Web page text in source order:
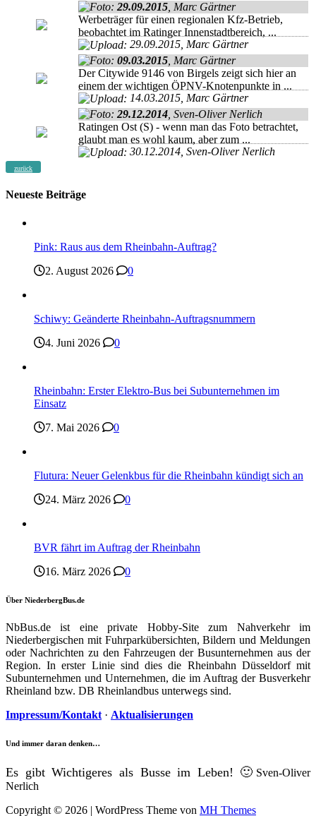
29.09.2015 , Marc Gärtner
Werbeträger für einen regionalen Kfz-Betrieb,
beobachtet im Ratinger Innenstadtbereich, ...
29.09.2015, Marc Gärtner
09.03.2015 , Marc Gärtner
Der Citywide 9146 von Birgels zeigt sich hier an
einem der wichtigen ÖPNV-Knotenpunkte in ...
14.03.2015, Marc Gärtner
29.12.2014 , Sven-Oliver Nerlich
Ratingen Ost (S) - wenn man das Foto betrachtet,
glaubt man es wohl kaum, aber zum ...
30.12.2014, Sven-Oliver Nerlich
zurück
Neueste Beiträge
Pink: Raus aus dem Rheinbahn-Auftrag?
2. August 2026
0
Schiwy: Geänderte Rheinbahn-Auftragsnummern
4. Juni 2026
0
Rheinbahn: Erster Elektro-Bus bei Subunternehmen im
Einsatz
7. Mai 2026
0
Flutura: Neuer Gelenkbus für die Rheinbahn kündigt sich an
24. März 2026
0
BVR fährt im Auftrag der Rheinbahn
16. März 2026
0
Über NiederbergBus.de
NbBus.de ist eine private Hobby-Site zum Nahverkehr im
Niederbergischen mit Fuhrparkübersichten, Bildern und Meldungen
oder Nachrichten zu den Fahrzeugen der Busunternehmen aus der
Region. In erster Linie sind dies die Rheinbahn Düsseldorf mit
Subunternehmen und Unternehmen, die im Auftrag der Busverkehr
Rheinland bzw. DB Rheinlandbus unterwegs sind.
Impressum/Kontakt· Aktualisierungen
Und immer daran denken…
Es gibt Wichtigeres als Busse im Leben! 🙂 Sven-Oliver
Nerlich
Copyright © 2026 | WordPress Theme von MH Themes